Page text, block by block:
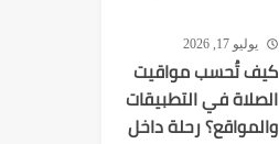
يوليو 17, 2026
كيف تُحسب مواقيت
الصلاة في التطبيقات
والمواقع؟ رحلة داخل